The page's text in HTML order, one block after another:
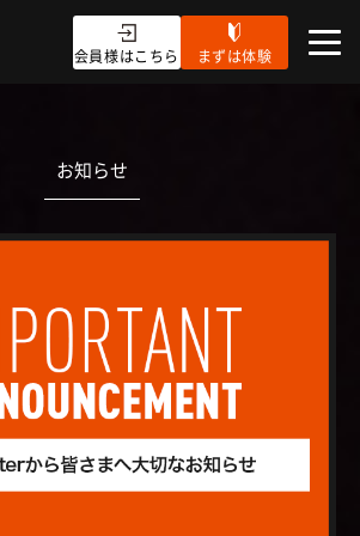
会員様はこちら まずは体験
お知らせ